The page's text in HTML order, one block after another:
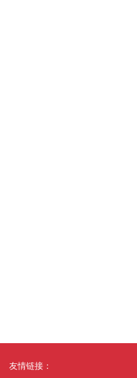
友情链接：